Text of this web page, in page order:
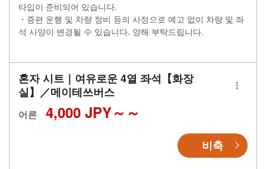
타입이 준비되어 있습니다.
・증편 운행 및 차량 정비 등의 사정으로 예고 없이 차량 및 좌
석 사양이 변경될 수 있습니다. 양해 부탁드립니다.
혼자 시트｜여유로운 4열 좌석【화장
실】／메이테쓰버스
어른 4,000 JPY～
비축